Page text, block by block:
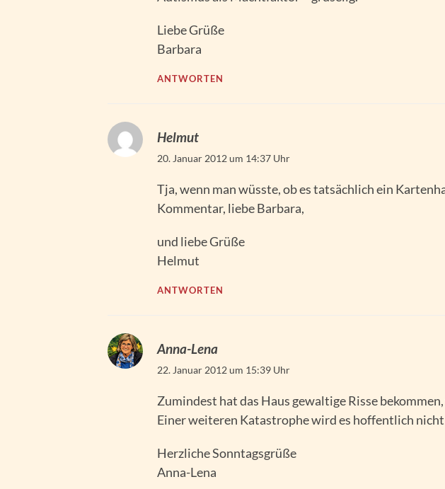
Liebe Grüße
Barbara
ANTWORTEN
Helmut
20. Januar 2012 um 14:37 Uhr
Tja, wenn man wüsste, ob es tatsächlich ein
Kommentar, liebe Barbara,
und liebe Grüße
Helmut
ANTWORTEN
Anna-Lena
22. Januar 2012 um 15:39 Uhr
Zumindest hat das Haus gewaltige Risse
Einer weiteren Katastrophe wird es hoffentlich
Herzliche Sonntagsgrüße
Anna-Lena